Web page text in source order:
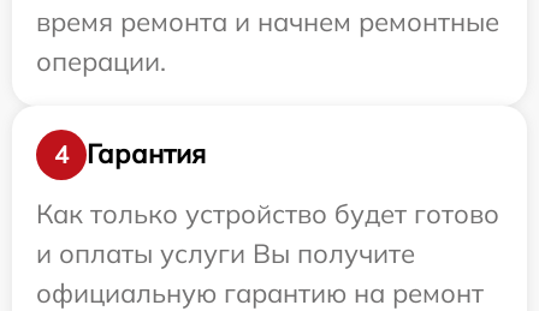
время ремонта и начнем ремонтные
операции.
4
Гарантия
Как только устройство будет готово
и оплаты услуги Вы получите
официальную гарантию на ремонт